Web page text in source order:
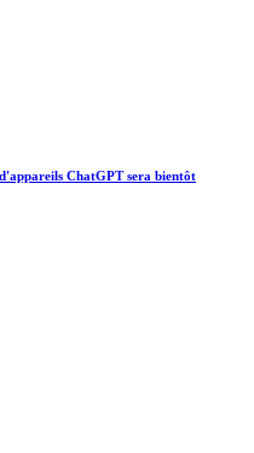
ChatGPT sera bientôt